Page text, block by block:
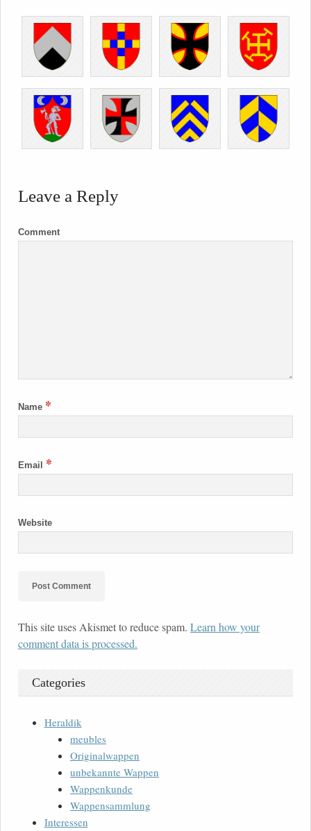
Leave a Reply
Comment
Name *
Email *
Website
This site uses Akismet to reduce spam. Learn how your
comment data is processed.
Categories
Heraldik
meubles
Originalwappen
unbekannte Wappen
Wappenkunde
Wappensammlung
Interessen